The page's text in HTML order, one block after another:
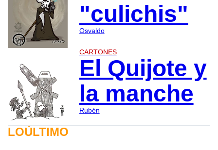
"culichis"
Osvaldo
CARTONES
El Quijote y
la manche
Rubén
LOÚLTIMO